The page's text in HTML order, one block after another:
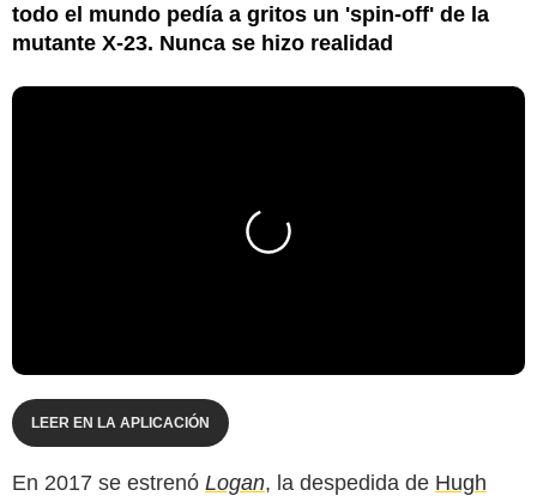
todo el mundo pedía a gritos un 'spin-off' de la
mutante X-23. Nunca se hizo realidad
LEER EN LA APLICACIÓN
En 2017 se estrenó Logan, la despedida de Hugh